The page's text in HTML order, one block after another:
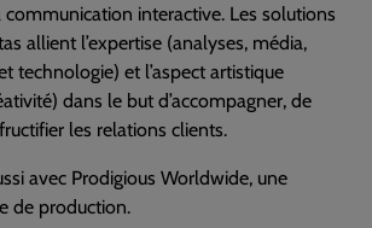
interactive. Les solutions
allient l’expertise (analyses, média,
technologie) et l’aspect artistique
dans le but d’accompagner, de
les relations clients.
avec Prodigious Worldwide, une
de production.